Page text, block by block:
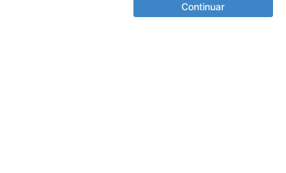
Continuar